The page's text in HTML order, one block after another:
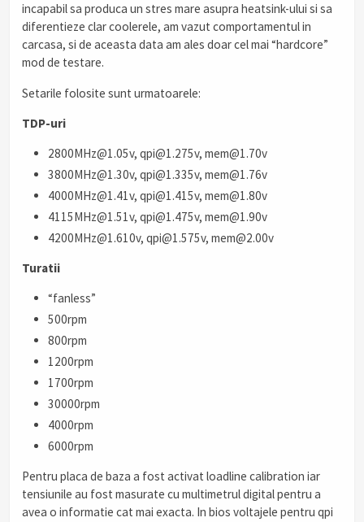
incapabil sa produca un stres mare asupra heatsink-ului si sa
diferentieze clar coolerele, am vazut comportamentul in
carcasa, si de aceasta data am ales doar cel mai “hardcore”
mod de testare.
Setarile folosite sunt urmatoarele:
TDP-uri
2800MHz@1.05v, qpi@1.275v, mem@1.70v
3800MHz@1.30v, qpi@1.335v, mem@1.76v
4000MHz@1.41v, qpi@1.415v, mem@1.80v
4115MHz@1.51v, qpi@1.475v, mem@1.90v
4200MHz@1.610v, qpi@1.575v, mem@2.00v
Turatii
“fanless”
500rpm
800rpm
1200rpm
1700rpm
30000rpm
4000rpm
6000rpm
Pentru placa de baza a fost activat loadline calibration iar
tensiunile au fost masurate cu multimetrul digital pentru a
avea o informatie cat mai exacta. In bios voltajele pentru qpi